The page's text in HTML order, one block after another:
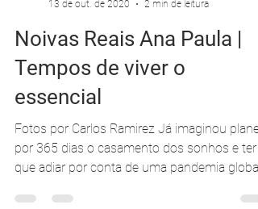
Carolina Moraes
13 de out. de 2020
2 min de leitura
Noivas Reais Ana Paula |
Tempos de viver o
essencial
Fotos por Carlos Ramirez Já imaginou